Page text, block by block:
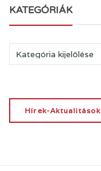
KATEGÓRIÁK
Hírek-Aktualitások